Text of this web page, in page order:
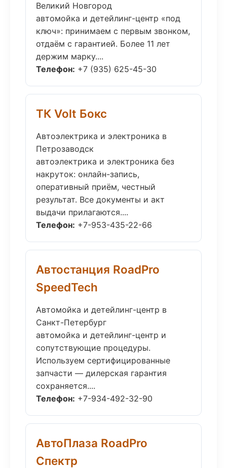
Великий Новгород
автомойка и детейлинг-центр «под
ключ»: принимаем с первым звонком,
отдаём с гарантией. Более 11 лет
держим марку....
Телефон: +7 (935) 625-45-30
ТК Volt Бокс
Автоэлектрика и электроника в
Петрозаводск
автоэлектрика и электроника без
накруток: онлайн-запись,
оперативный приём, честный
результат. Все документы и акт
выдачи прилагаются....
Телефон: +7-953-435-22-66
Автостанция RoadPro
SpeedTech
Автомойка и детейлинг-центр в
Санкт-Петербург
автомойка и детейлинг-центр и
сопутствующие процедуры.
Используем сертифицированные
запчасти — дилерская гарантия
сохраняется....
Телефон: +7-934-492-32-90
АвтоПлаза RoadPro
Спектр